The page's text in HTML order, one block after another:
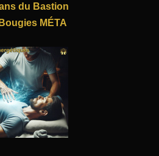
du Bastion
Bougies MÉTA